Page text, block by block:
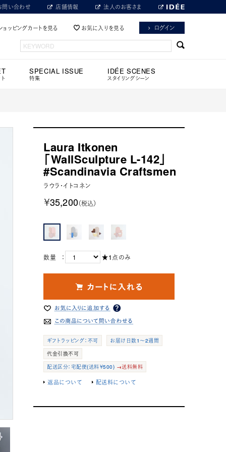
問い合わせ 店舗情報 法人のお客さま
ョッピングカートを見る お気に入りを見る ログイン
SPECIAL ISSUE
特集
IDÉE SCENES
スタイリングシーン
Laura Itkonen
「WallSculpture L-142」
#Scandinavia Craftsmen
ラウラ・イトコネン
￥35,200（税込）
数量 ： ★1点のみ
ギフトラッピング：不可
お届け日数1～2週間
代金引換不可
配送区分：宅配便(送料￥500) →送料無料
返品について 配送料について